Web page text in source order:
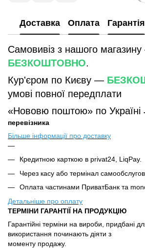
Доставка Оплата Гарантія
Самовивіз з нашого
БЕЗКОШТОВНО.
Кур'єром по Києву —
умові повної передплати
«Нововю поштою» по Україні
перевізника
Більше інформації про доставку
Кредитною карткою в privat24, LiqPay.
Через касу або термінал
Оплата частинами ПриватБанк та
Детальніше про оплату
ТЕРМІНИ ГАРАНТІЇ НА ПРОДУКЦІЮ
Гарантійні терміни на вироби, придбані
використання починають діяти з
моменту продажу.